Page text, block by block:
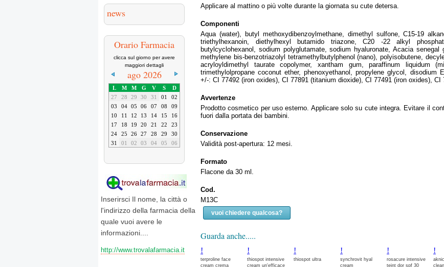
news
Orario Farmacia
clicca sul giorno per avere
maggiori dettagli
ago 2026
L M M G V S
D
27
28 29 30 31 01
02
03
04 05 06 07 08
09
10
11 12 13 14 15
16
17
18 19 20 21 22
23
24
25 26 27 28 29
30
31
01 02 03 04 05 06
Inserirsci Il nome, la città o
l'indirizzo della farmacia della
quale vuoi avere le
informazioni....
http://www.trovalafarmacia.it
Applicare al mattino o più volte durante la giornata su cute detersa.
Componenti
Aqua (water), butyl methoxydibenzoylmethane, dimethyl sulfone, C15-19
triethylhexanoin, diethylhexyl butamido triazone, C20 -22 alkyl
butylcyclohexanol, sodium polyglutamate, sodium hyaluronate, Acacia
methylene bis-benzotriazolyl tetramethylbutylphenol (nano), polyisobutene,
acryloyldimethyl taurate copolymer, xantham gum, paraffinum liquidum
trimethylolpropane coconut ether, phenoxyethanol, propylene glycol, disodium
+/-: CI 77492 (iron oxides), CI 77891 (titanium dioxide), CI 77491 (iron oxides), CI
Avvertenze
Prodotto cosmetico per uso esterno. Applicare solo su cute integra. Evitare il
fuori dalla portata dei bambini.
Conservazione
Validità post-apertura: 12 mesi.
Formato
Flacone da 30 ml.
Cod.
M13C
vuoi chiedere qualcosa?
Guarda anche.....
!
terproline face
cream crema
!
thiospot intensive
cream un'efficace
!
thiospot ultra
!
synchrovit hyal
cream
!
rosacure intensive
teint dor spf 30
!